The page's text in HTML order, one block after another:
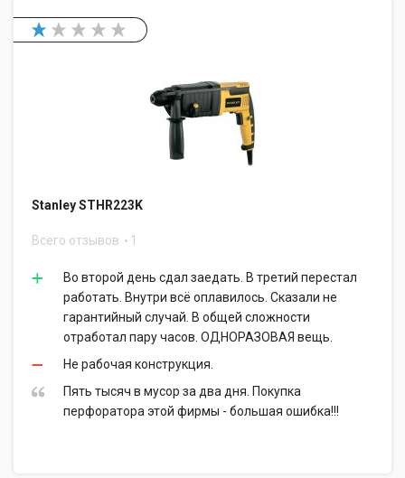
Stanley STHR223K
Всего отзывов 1
Во второй день сдал заедать. В третий перестал
работать. Внутри всё оплавилось. Сказали не
гарантийный случай. В общей сложности
отработал пару часов. ОДНОРАЗОВАЯ вещь.
Не рабочая конструкция.
Пять тысяч в мусор за два дня. Покупка
перфоратора этой фирмы - большая ошибка!!!